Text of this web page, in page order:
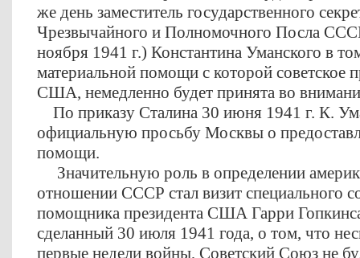
же день заместитель государственного
Чрезвычайного и Полномочного Посла
ноября 1941 г.) Константина Уманского в
материальной помощи с которой советское
США, немедленно будет принята во
По приказу Сталина 30 июня 1941 г. К.
официальную просьбу Москвы о
помощи.
Значительную роль в определении
отношении СССР стал визит специального
помощника президента США Гарри
сделанный 30 июля 1941 года, о том, что
первые недели войны, Советский Союз не